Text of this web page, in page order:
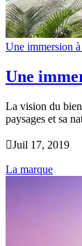
Une immersion
Une
La vision du
paysages et sa
Juil 17, 2019
La marque